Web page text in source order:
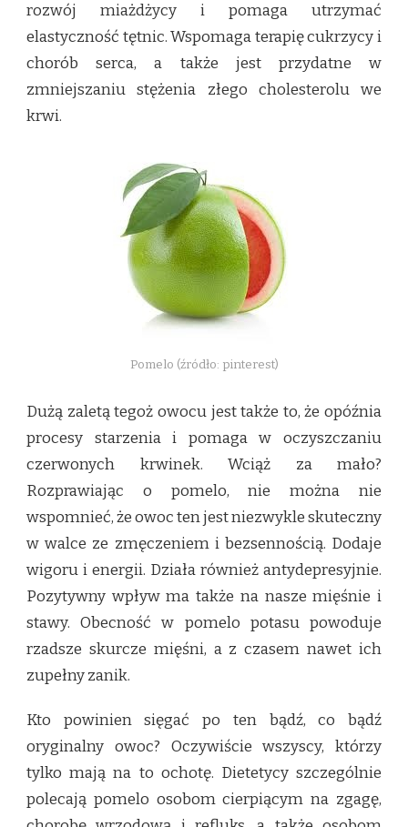
rozwój miażdżycy i pomaga utrzymać
elastyczność tętnic. Wspomaga terapię cukrzycy i
chorób serca, a także jest przydatne w
zmniejszaniu stężenia złego cholesterolu we
krwi.
Pomelo (źródło: pinterest)
Dużą zaletą tegoż owocu jest także to, że opóźnia
procesy starzenia i pomaga w oczyszczaniu
czerwonych krwinek. Wciąż za mało?
Rozprawiając o pomelo, nie można nie
wspomnieć, że owoc ten jest niezwykle skuteczny
w walce ze zmęczeniem i bezsennością. Dodaje
wigoru i energii. Działa również antydepresyjnie.
Pozytywny wpływ ma także na nasze mięśnie i
stawy. Obecność w pomelo potasu powoduje
rzadsze skurcze mięśni, a z czasem nawet ich
zupełny zanik.
Kto powinien sięgać po ten bądź, co bądź
oryginalny owoc? Oczywiście wszyscy, którzy
tylko mają na to ochotę. Dietetycy szczególnie
polecają pomelo osobom cierpiącym na zgagę,